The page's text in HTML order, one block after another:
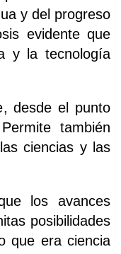
y del progreso
evidente que
y la tecnología
desde el punto
también
ciencias y las
los avances
posibilidades
que era ciencia